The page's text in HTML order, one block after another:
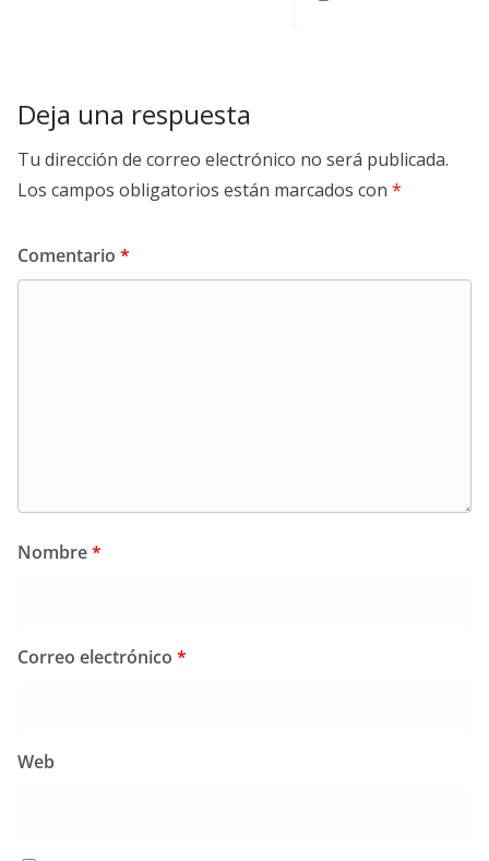
Deja una respuesta
Tu dirección de correo electrónico no será publicada.
Los campos obligatorios están marcados con *
Comentario *
Nombre*
Correo electrónico *
Web